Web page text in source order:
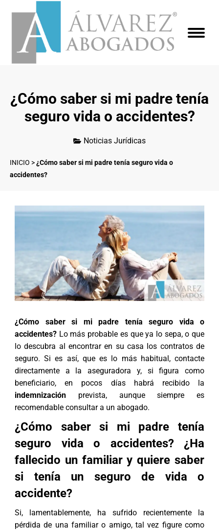
¿Cómo saber si mi padre tenía
seguro vida o accidentes?
Noticias Jurídicas
INICIO >¿Cómo saber si mi padre tenía seguro vida o
accidentes?
¿Cómo saber si mi padre tenía seguro vida o
accidentes? Lo más probable es que ya lo sepa, o que
lo descubra al encontrar en su casa los contratos de
seguro. Si es así, que es lo más habitual, contacte
directamente a la aseguradora y, si figura como
beneficiario, en pocos días habrá recibido la
indemnización prevista, aunque siempre es
recomendable consultar a un abogado.
¿Cómo saber si mi padre tenía
seguro vida o accidentes? ¿Ha
fallecido un familiar y quiere saber
si tenía un seguro de vida o
accidente?
Si, lamentablemente, ha sufrido recientemente la
pérdida de una familiar o amigo, tal vez figure como